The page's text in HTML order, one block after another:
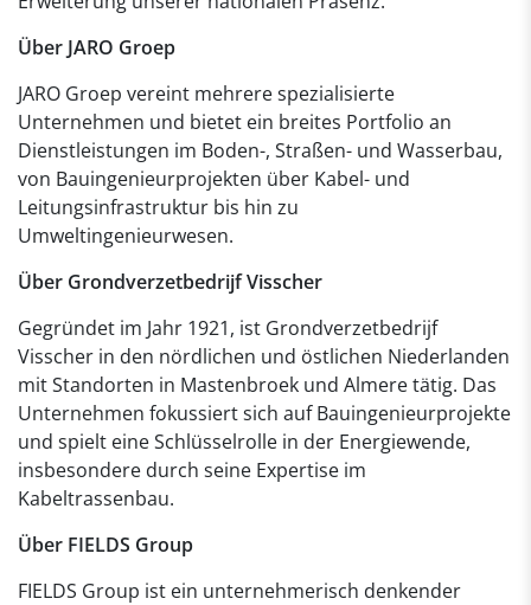
Über JARO Groep
JARO Groep vereint mehrere spezialisierte
Unternehmen und bietet ein breites Portfolio an
Dienstleistungen im Boden-, Straßen- und Wasserbau,
von Bauingenieurprojekten über Kabel- und
Leitungsinfrastruktur bis hin zu
Umweltingenieurwesen.
Über Grondverzetbedrijf Visscher
Gegründet im Jahr 1921, ist Grondverzetbedrijf
Visscher in den nördlichen und östlichen Niederlanden
mit Standorten in Mastenbroek und Almere tätig. Das
Unternehmen fokussiert sich auf Bauingenieurprojekte
und spielt eine Schlüsselrolle in der Energiewende,
insbesondere durch seine Expertise im
Kabeltrassenbau.
Über FIELDS Group
FIELDS Group ist ein unternehmerisch denkender